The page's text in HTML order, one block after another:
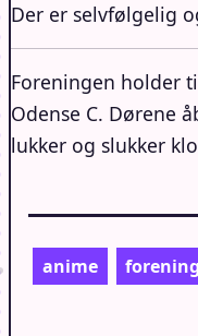
Der er selvfølgelig
Foreningen holder
Odense C. Dørene
lukker og slukker
anime forening